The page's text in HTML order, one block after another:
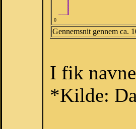
0
Gennemsnit gennem ca.
I fik
*Kilde: